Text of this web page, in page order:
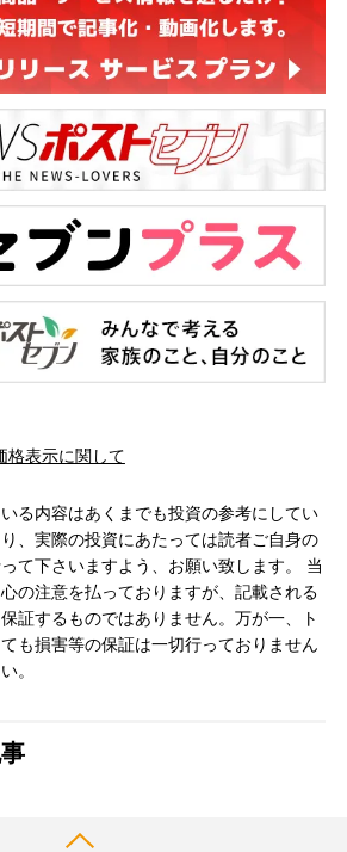
格表示に関して
る内容はあくまでも投資の参考にしてい
、実際の投資にあたっては読者ご自身の
て下さいますよう、お願い致します。 当
の注意を払っておりますが、記載される
証するものではありません。万が一、ト
も損害等の保証は一切行っておりません
。